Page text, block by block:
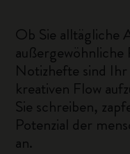
Ob Sie alltägliche
Notizhefte sind
kreativen Flow
Sie schreiben,
Potenzial der
an.